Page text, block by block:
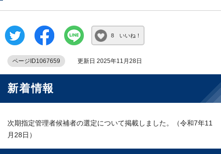
8 いいね！
ページID1067659 更新日 2025年11月28日
新着情報
次期指定管理者候補者の選定について掲載しました。（令和7年11
月28日）